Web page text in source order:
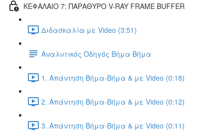
ΚΕΦΑΛΑΙΟ 7: ΠΑΡΑΘΥΡΟ V-RAY FRAME BUFFER
Διδασκαλία με Video (3:51)
Αναλυτικός Οδηγός Βήμα Βήμα
1. Απάντηση Βήμα-Βήμα & με Video (0:18)
2. Απάντηση Βήμα-Βήμα & με Video (0:12)
3. Απάντηση Βήμα-Βήμα & με Video (0:11)